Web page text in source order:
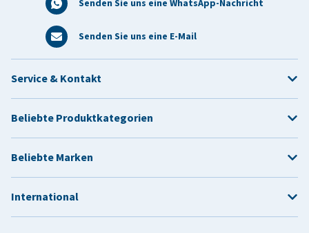
Senden Sie uns eine WhatsApp-Nachricht
Senden Sie uns eine E-Mail
Service & Kontakt
Beliebte Produktkategorien
Beliebte Marken
International